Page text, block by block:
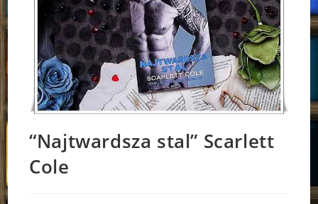
“Najtwardsza stal” Scarlett
Cole